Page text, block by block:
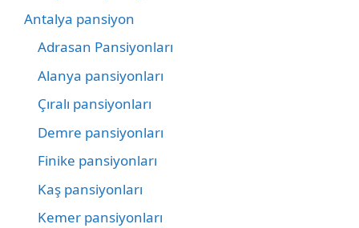
Antalya pansiyon
Adrasan Pansiyonları
Alanya pansiyonları
Çıralı pansiyonları
Demre pansiyonları
Finike pansiyonları
Kaş pansiyonları
Kemer pansiyonları